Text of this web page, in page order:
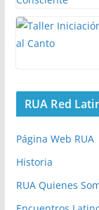
RUA Red
Página Web RUA
Historia
RUA Quienes